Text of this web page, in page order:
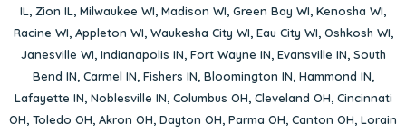
IL, Zion IL, Milwaukee WI, Madison WI, Green Bay WI, Kenosha WI,
Racine WI, Appleton WI, Waukesha City WI, Eau City WI, Oshkosh WI,
Janesville WI, Indianapolis IN, Fort Wayne IN, Evansville IN, South
Bend IN, Carmel IN, Fishers IN, Bloomington IN, Hammond IN,
Lafayette IN, Noblesville IN, Columbus OH, Cleveland OH, Cincinnati
OH, Toledo OH, Akron OH, Dayton OH, Parma OH, Canton OH, Lorain